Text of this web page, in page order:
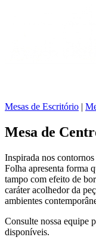
Mesas de Escritório |
Mesa de
Inspirada nos
Folha apresenta forma
tampo com efeito de
caráter acolhedor da
ambientes
Consulte nossa equipe
disponíveis.